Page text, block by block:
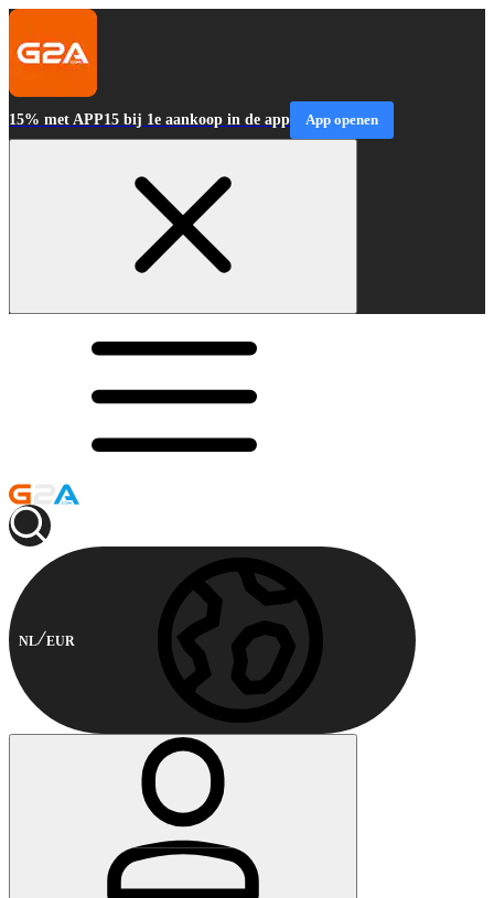
15% met APP15 bij 1e aankoop in de app App openen
NL EUR